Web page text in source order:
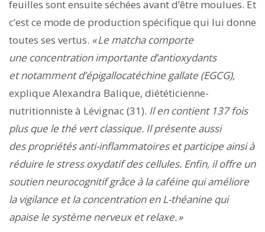
feuilles sont ensuite séchées avant d’être moulues. Et
c’est ce mode de production spécifique qui lui donne
toutes ses vertus. « Le matcha comporte
une concentration importante d’antioxydants
et notamment d’épigallocatéchine gallate (EGCG),
explique Alexandra Balique, diététicienne-
nutritionniste à Lévignac (31). Il en contient 137 fois
plus que le thé vert classique. Il présente aussi
des propriétés anti-inflammatoires et participe ainsi à
réduire le stress oxydatif des cellules. Enfin, il offre un
soutien neurocognitif grâce à la caféine qui améliore
la vigilance et la concentration en L-théanine qui
apaise le système nerveux et relaxe. »